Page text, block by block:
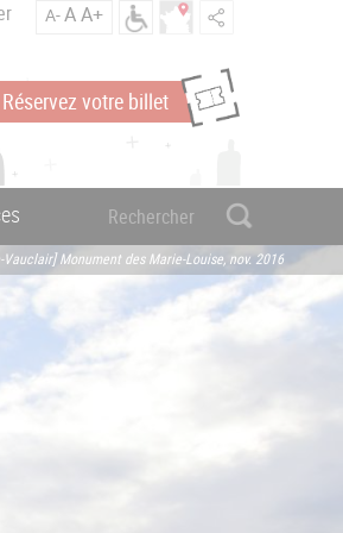
A-AA+
Réservez votre billet
Monument des Marie-Louise, nov. 2016